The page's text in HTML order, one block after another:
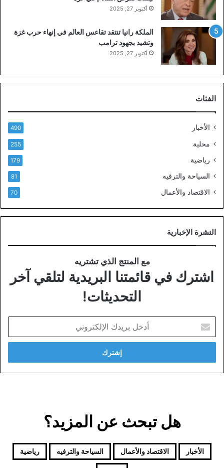
أكتوبر 27, 2025
الملكة رانيا تنتقد تقاعس العالم في إنهاء حرب غزة
وتشيد بجهود ترامب
أكتوبر 27, 2025
الفئات
الأخبار 490
محلية 255
رياضية 179
السياحة والترفيه 81
الاقتصاد والأعمال 70
النشرة الإخبارية
مع المنتج الذي تشتريه
اشترك في قائمتنا البريدية لتلقي آخر
التحديثات!
بريدك
الإلكتروني
هل تبحث عن المزيد؟
الأخبار الاقتصاد والأعمال السياحة والترفيه رياضية